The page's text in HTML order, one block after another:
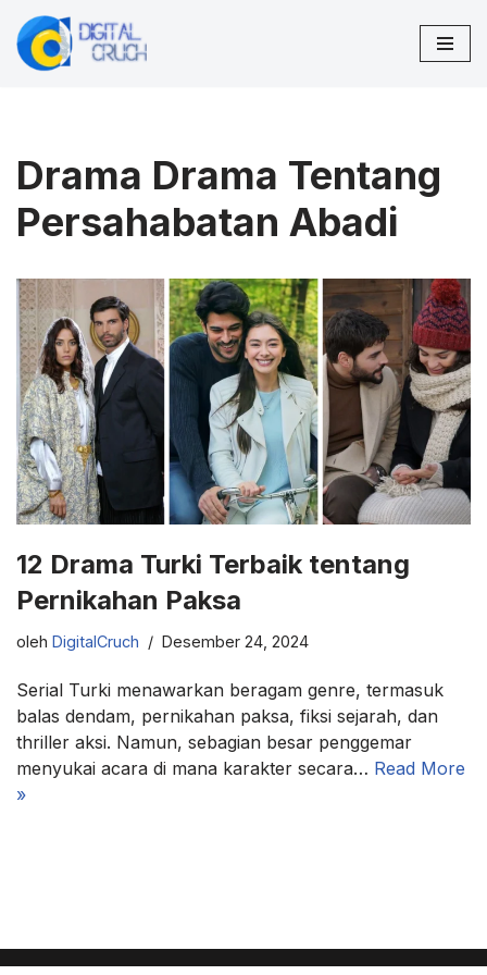
Lompat
Drama Drama Tentang
Persahabatan Abadi
12 Drama Turki Terbaik tentang
Pernikahan Paksa
oleh DigitalCruch Desember 24, 2024
Serial Turki menawarkan beragam genre, termasuk
balas dendam, pernikahan paksa, fiksi sejarah, dan
thriller aksi. Namun, sebagian besar penggemar
menyukai acara di mana karakter secara… Read More
»